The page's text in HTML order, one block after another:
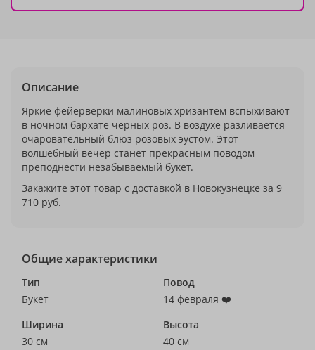
Описание
Яркие фейерверки малиновых хризантем вспыхивают
в ночном бархате чёрных роз. В воздухе разливается
очаровательный блюз розовых эустом. Этот
волшебный вечер станет прекрасным поводом
преподнести незабываемый букет.
Закажите этот товар с доставкой в Новокузнецке за 9
710 руб.
Общие характеристики
Тип
Букет
Повод
14 февраля ❤️
Ширина
30 см
Высота
40 см